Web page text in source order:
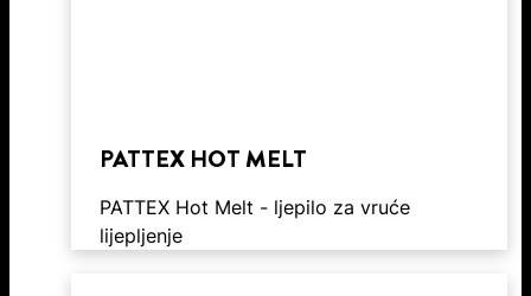
PATTEX HOT MELT
PATTEX Hot Melt - ljepilo za vruće
lijepljenje